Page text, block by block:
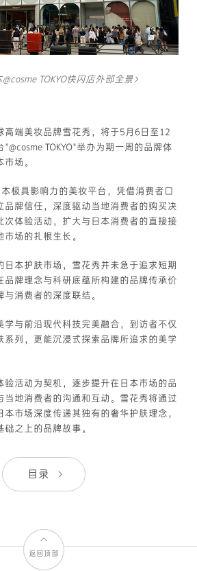
TOKYO快闪店外部全景>
高端美妆品牌雪花秀，将于5月6日至12
TOKYO"举办为期一周的品牌体
场。
本极具影响力的美妆平台，凭借消费者口
品牌信任，深度驱动当地消费者的购买决
次体验活动，扩大与日本消费者的直接接
场的扎根生长。
日本护肤市场，雪花秀并未急于追求短期
品牌理念与科研底蕴所构建的品牌传承价
消费者的深度联结。
学与前沿现代科技完美融合，到访者不仅
系列，更能沉浸式探索品牌所追求的美学
验活动为契机，逐步提升在日本市场的品
当地消费者的沟通和互动。雪花秀将通过
市场深度传递其独有的奢华护肤理念，
之上的品牌故事。
目录
返回顶部